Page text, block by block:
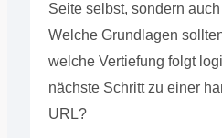
Seite selbst, sondern
Welche Grundlagen
welche Vertiefung folgt
nächste Schritt zu einer
URL?